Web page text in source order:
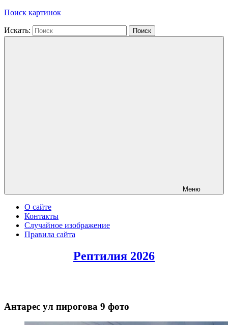
Поиск картинок
Искать: Поиск
Меню
О сайте
Контакты
Случайное изображение
Правила сайта
Рептилия 2026
Антарес ул пирогова 9 фото